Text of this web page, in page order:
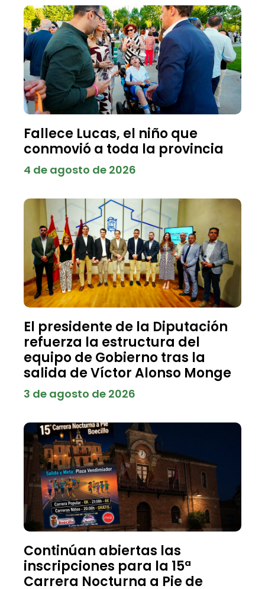
Fallece Lucas, el niño que
conmovió a toda la provincia
4 de agosto de 2026
El presidente de la Diputación
refuerza la estructura del
equipo de Gobierno tras la
salida de Víctor Alonso Monge
3 de agosto de 2026
Continúan abiertas las
inscripciones para la 15ª
Carrera Nocturna a Pie de